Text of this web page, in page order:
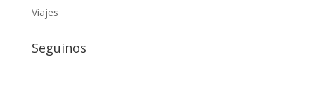
Viajes
Seguinos